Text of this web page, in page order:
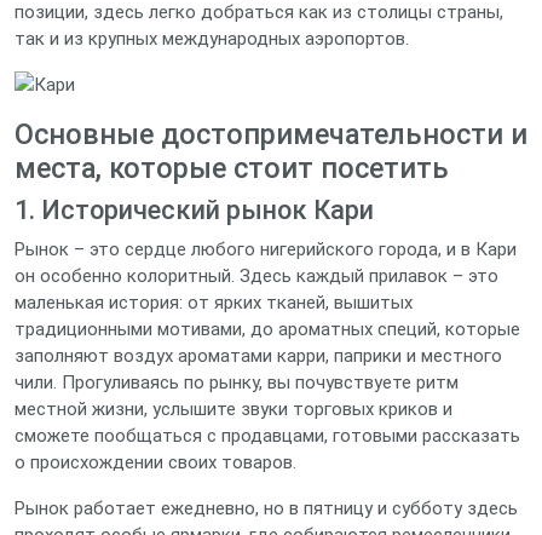
позиции, здесь легко добраться как из столицы страны,
так и из крупных международных аэропортов.
Основные достопримечательности и
места, которые стоит посетить
1. Исторический рынок Кари
Рынок – это сердце любого нигерийского города, и в Кари
он особенно колоритный. Здесь каждый прилавок – это
маленькая история: от ярких тканей, вышитых
традиционными мотивами, до ароматных специй, которые
заполняют воздух ароматами карри, паприки и местного
чили. Прогуливаясь по рынку, вы почувствуете ритм
местной жизни, услышите звуки торговых криков и
сможете пообщаться с продавцами, готовыми рассказать
о происхождении своих товаров.
Рынок работает ежедневно, но в пятницу и субботу здесь